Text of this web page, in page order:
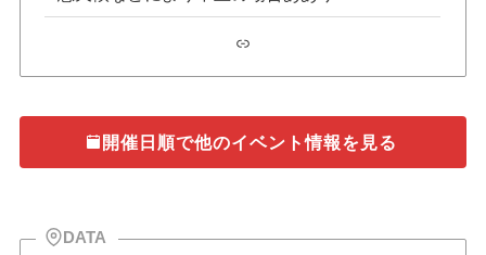
リンク
開催日順で他のイベント情報を見る
DATA